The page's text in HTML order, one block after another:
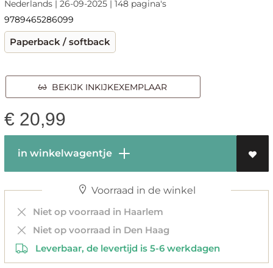
Nederlands | 26-09-2025 | 148 pagina's
9789465286099
Paperback / softback
BEKIJK INKIJKEXEMPLAAR
€ 20,99
in winkelwagentje
Voorraad in de winkel
Niet op voorraad in Haarlem
Niet op voorraad in Den Haag
Leverbaar, de levertijd is 5-6 werkdagen